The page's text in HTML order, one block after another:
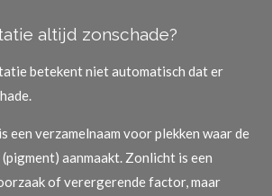
altijd zonschade?
betekent niet automatisch dat er
een verzamelnaam voor plekken waar de
aanmaakt. Zonlicht is een
of verergerende factor, maar